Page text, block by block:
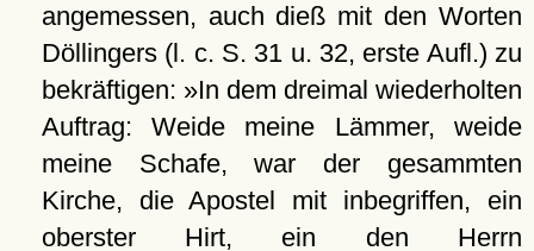
angemessen, auch dieß mit den Worten
Döllingers (l. c. S. 31 u. 32, erste Aufl.) zu
bekräftigen: »In dem dreimal wiederholten
Auftrag: Weide meine Lämmer, weide
meine Schafe, war der gesammten
Kirche, die Apostel mit inbegriffen, ein
oberster Hirt, ein den Herrn